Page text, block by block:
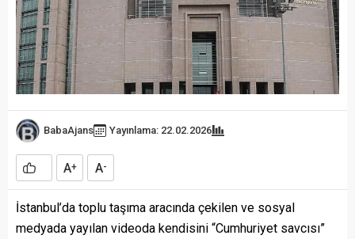
BabaAjans Yayınlama: 22.02.2026
A+ A-
İstanbul’da toplu taşıma aracında çekilen ve sosyal
medyada yayılan videoda kendisini “Cumhuriyet savcısı”